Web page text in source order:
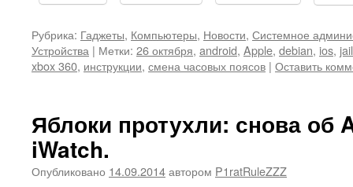
Рубрика: Гаджеты, Компьютеры, Новости, Системное
Устройства | Метки: 26 октября, android, Apple, debian, ios,
xbox 360, инструкции, смена часовых поясов | Оставить
Яблоки протухли: снова об
iWatch.
Опубликовано 14.09.2014автором P1ratRuleZZZ